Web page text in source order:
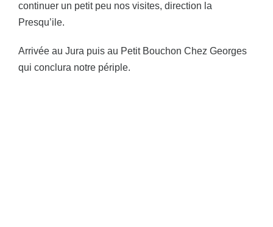
continuer un petit peu nos visites, direction la
Presqu’ile.
Arrivée au Jura puis au Petit Bouchon Chez Georges
qui conclura notre périple.